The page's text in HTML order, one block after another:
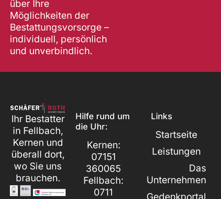
über Ihre
Möglichkeiten der
Bestattungsvorsorge –
individuell, persönlich
und unverbindlich.
Ihr Bestatter
in Fellbach,
Kernen und
überall dort,
wo Sie uns
brauchen.
Hilfe rund um
die Uhr:
Kernen:
07151
360065
Fellbach:
0711
Links
Startseite
Leistungen
Das
Unternehmen
Gedenkportal